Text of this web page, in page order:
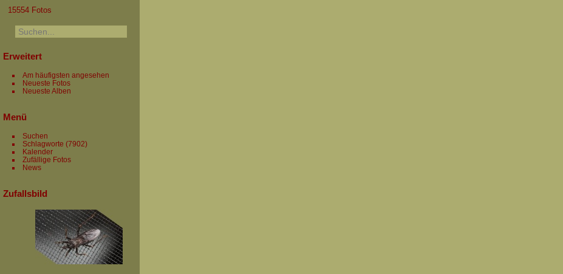
15554 Fotos
Erweitert
Am häufigsten angesehen
Neueste Fotos
Neueste Alben
Menü
Suchen
Schlagworte (7902)
Kalender
Zufällige Fotos
News
Zufallsbild